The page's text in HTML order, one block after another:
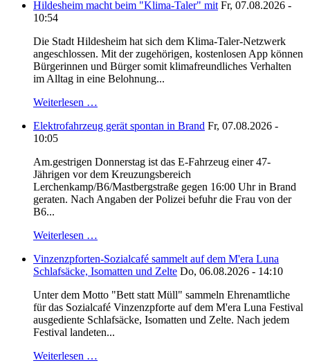
Hildesheim macht beim "Klima-Taler" mit Fr, 07.08.2026 -
10:54
Die Stadt Hildesheim hat sich dem Klima-Taler-Netzwerk
angeschlossen. Mit der zugehörigen, kostenlosen App können
Bürgerinnen und Bürger somit klimafreundliches Verhalten
im Alltag in eine Belohnung...
Weiterlesen …
Elektrofahrzeug gerät spontan in Brand Fr, 07.08.2026 -
10:05
Am.gestrigen Donnerstag ist das E-Fahrzeug einer 47-
Jährigen vor dem Kreuzungsbereich
Lerchenkamp/B6/Mastbergstraße gegen 16:00 Uhr in Brand
geraten. Nach Angaben der Polizei befuhr die Frau von der
B6...
Weiterlesen …
Vinzenzpforten-Sozialcafé sammelt auf dem M'era Luna
Schlafsäcke, Isomatten und Zelte Do, 06.08.2026 - 14:10
Unter dem Motto "Bett statt Müll" sammeln Ehrenamtliche
für das Sozialcafé Vinzenzpforte auf dem M'era Luna Festival
ausgediente Schlafsäcke, Isomatten und Zelte. Nach jedem
Festival landeten...
Weiterlesen …